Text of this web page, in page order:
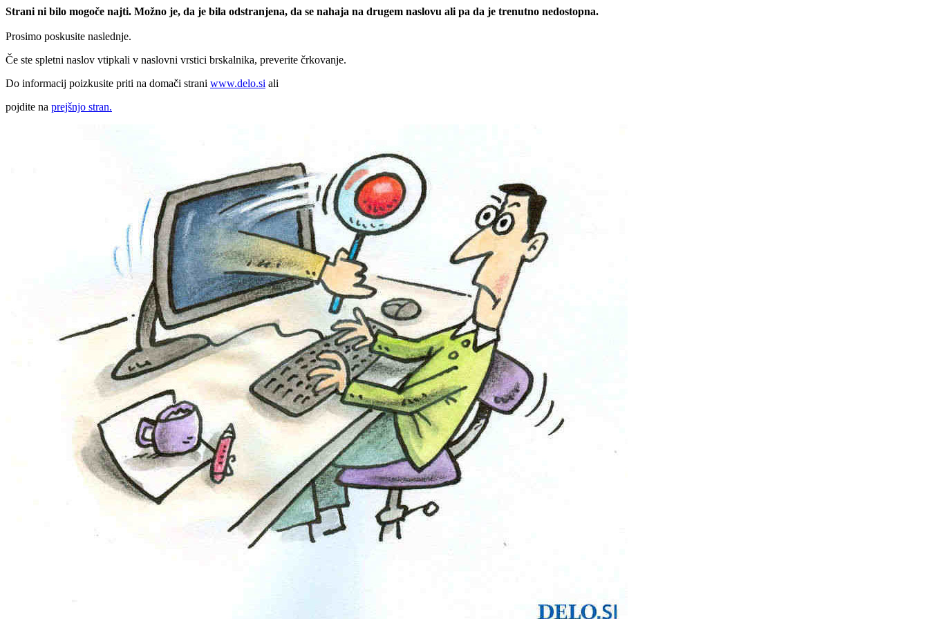
Strani ni bilo mogoče najti. Možno je, da je bila odstranjena, da se nahaja na drugem naslovu ali pa da je trenutno nedostopna.
Prosimo poskusite naslednje.
Če ste spletni naslov vtipkali v naslovni vrstici brskalnika, preverite črkovanje.
Do informacij poizkusite priti na domači strani www.delo.si ali
pojdite na prejšnjo stran.